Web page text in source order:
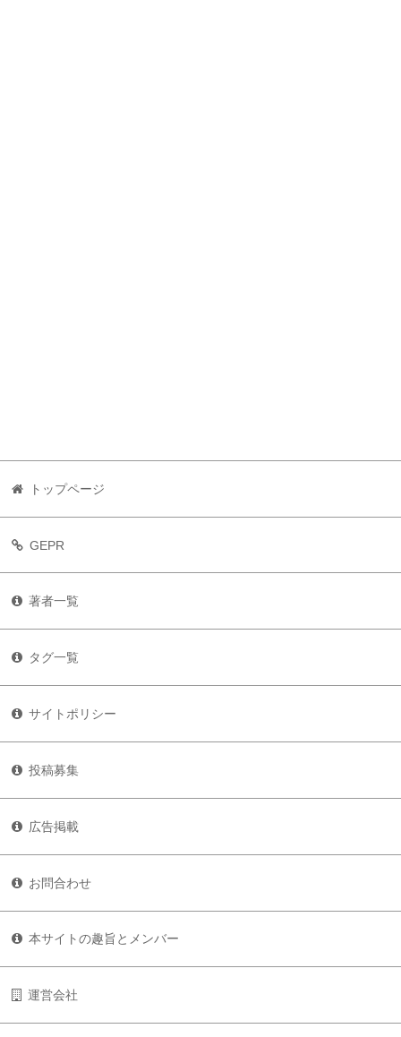
トップページ
GEPR
著者一覧
タグ一覧
サイトポリシー
投稿募集
広告掲載
お問合わせ
本サイトの趣旨とメンバー
運営会社